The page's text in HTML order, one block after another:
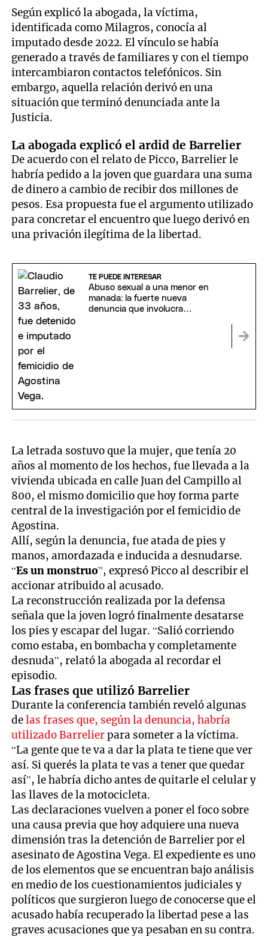
Según explicó la abogada, la víctima,
identificada como Milagros, conocía al
imputado desde 2022. El vínculo se había
generado a través de familiares y con el tiempo
intercambiaron contactos telefónicos. Sin
embargo, aquella relación derivó en una
situación que terminó denunciada ante la
Justicia.
La abogada explicó el ardid de Barrelier
De acuerdo con el relato de Picco, Barrelier le
habría pedido a la joven que guardara una suma
de dinero a cambio de recibir dos millones de
pesos. Esa propuesta fue el argumento utilizado
para concretar el encuentro que luego derivó en
una privación ilegítima de la libertad.
TE PUEDE INTERESAR
Abuso sexual a una menor en
manada: la fuerte nueva
denuncia que involucra
La letrada sostuvo que la mujer, que tenía 20
años al momento de los hechos, fue llevada a la
vivienda ubicada en calle Juan del Campillo al
800, el mismo domicilio que hoy forma parte
central de la investigación por el femicidio de
Agostina.
Allí, según la denuncia, fue atada de pies y
manos, amordazada e inducida a desnudarse.
“Es un monstruo”, expresó Picco al describir el
accionar atribuido al acusado.
La reconstrucción realizada por la defensa
señala que la joven logró finalmente desatarse
los pies y escapar del lugar. “Salió corriendo
como estaba, en bombacha y completamente
desnuda”, relató la abogada al recordar el
episodio.
Las frases que utilizó Barrelier
Durante la conferencia también reveló algunas
delas frases que, según la denuncia, habría
utilizado Barrelierpara someter a la víctima.
“La gente que te va a dar la plata te tiene que ver
así. Si querés la plata te vas a tener que quedar
así”, le habría dicho antes de quitarle el celular y
las llaves de la motocicleta.
Las declaraciones vuelven a poner el foco sobre
una causa previa que hoy adquiere una nueva
dimensión tras la detención de Barrelier por el
asesinato de Agostina Vega. El expediente es uno
de los elementos que se encuentran bajo análisis
en medio de los cuestionamientos judiciales y
políticos que surgieron luego de conocerse que el
acusado había recuperado la libertad pese a las
graves acusaciones que ya pesaban en su contra.